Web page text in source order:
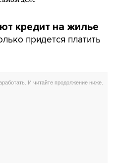
кредит на жилье
придется платить